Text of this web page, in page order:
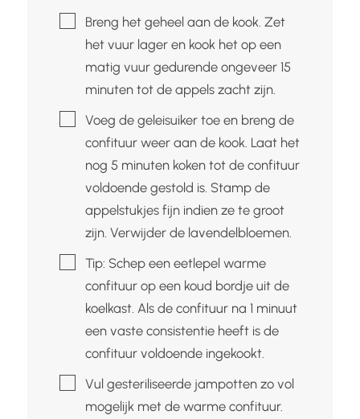
▢Breng het geheel aan de kook. Zet
het vuur lager en kook het op een
matig vuur gedurende ongeveer 15
minuten tot de appels zacht zijn.
▢Voeg de geleisuiker toe en breng de
confituur weer aan de kook. Laat het
nog 5 minuten koken tot de confituur
voldoende gestold is. Stamp de
appelstukjes fijn indien ze te groot
zijn. Verwijder de lavendelbloemen.
▢
Tip: Schep een eetlepel warme
confituur op een koud bordje uit de
koelkast. Als de confituur na 1 minuut
een vaste consistentie heeft is de
confituur voldoende ingekookt.
▢Vul gesteriliseerde jampotten zo vol
mogelijk met de warme confituur.